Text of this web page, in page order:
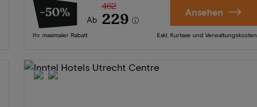
-50% Ab
462
229
Ihr maximaler Rabatt
Ansehen
Exkl. Kurtaxe und Verwaltungskosten